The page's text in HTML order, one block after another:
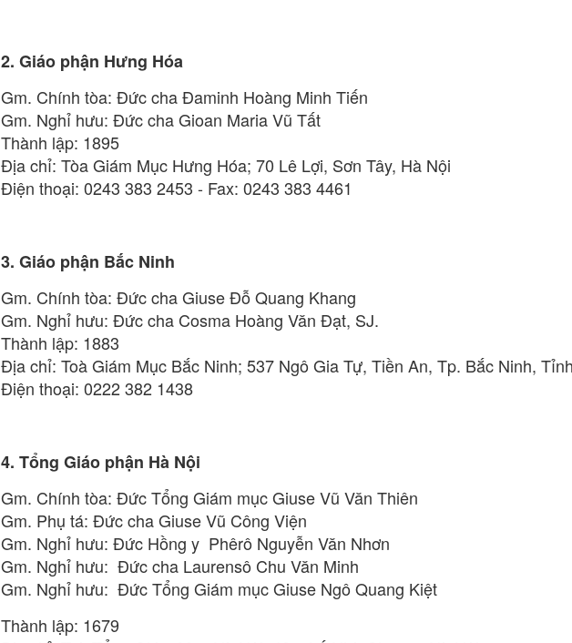
2. Giáo phận Hưng Hóa
Gm. Chính tòa: Đức cha Đaminh Hoàng Minh Tiến
Gm. Nghỉ hưu: Đức cha Gioan Maria Vũ Tất
Thành lập: 1895
Địa chỉ: Tòa Giám Mục Hưng Hóa; 70 Lê Lợi, Sơn Tây, Hà Nội
Điện thoại: 0243 383 2453 - Fax: 0243 383 4461
3. Giáo phận Bắc Ninh
Gm. Chính tòa: Đức cha Giuse Đỗ Quang Khang
Gm. Nghỉ hưu: Đức cha Cosma Hoàng Văn Đạt, SJ.
Thành lập: 1883
Địa chỉ: Toà Giám Mục Bắc Ninh; 537 Ngô Gia Tự, Tiền An, Tp. Bắc Ninh,
Điện thoại: 0222 382 1438
4. Tổng Giáo phận Hà Nội
Gm. Chính tòa: Đức Tổng Giám mục Giuse Vũ Văn Thiên
Gm. Phụ tá: Đức cha Giuse Vũ Công Viện
Gm. Nghỉ hưu: Đức Hồng y Phêrô Nguyễn Văn Nhơn
Gm. Nghỉ hưu: Đức cha Laurensô Chu Văn Minh
Gm. Nghỉ hưu: Đức Tổng Giám mục Giuse Ngô Quang Kiệt
Thành lập: 1679